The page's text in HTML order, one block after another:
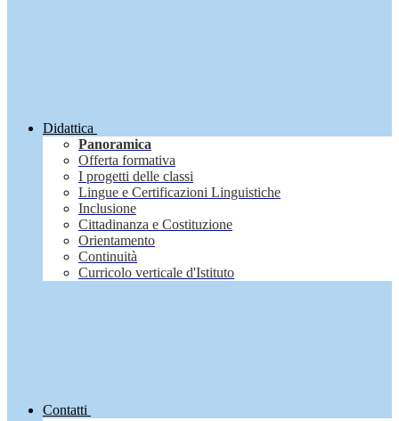
Didattica
Panoramica
Offerta formativa
I progetti delle classi
Lingue e Certificazioni Linguistiche
Inclusione
Cittadinanza e Costituzione
Orientamento
Continuità
Curricolo verticale d'Istituto
Contatti